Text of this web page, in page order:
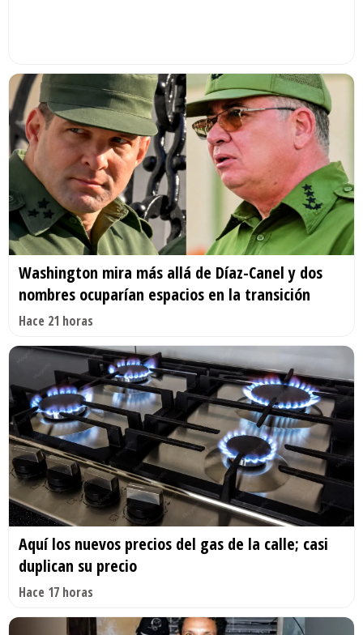
Washington mira más allá de Díaz-Canel y dos
nombres ocuparían espacios en la transición
Hace 21 horas
Aquí los nuevos precios del gas de la calle; casi
duplican su precio
Hace 17 horas